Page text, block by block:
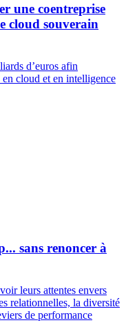
une coentreprise
cloud souverain
d’euros afin
en cloud et en intelligence
sans renoncer à
leurs attentes envers
relationnelles, la diversité
de performance